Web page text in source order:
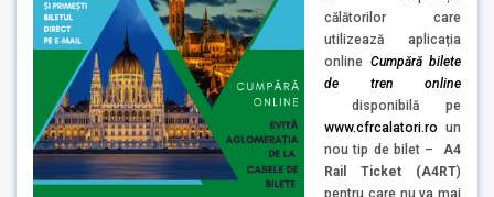
călătorilor care
utilizează aplicația
online Cumpără bilete
de tren online
disponibilă pe
www.cfrcalatori.ro un
nou tip de bilet – A4
Rail Ticket (A4RT)